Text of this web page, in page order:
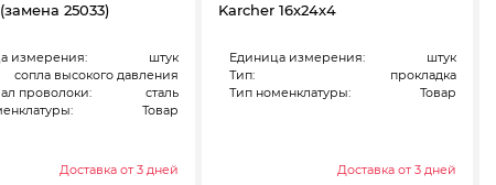
25033)
измерения:
штук
сопла высокого давления
проволоки:
сталь
Товар
Доставка от 3 дней
Karcher 16х24х4
Единица измерения:
штук
Тип:
прокладка
Тип номенклатуры:
Товар
Доставка от 3 дней